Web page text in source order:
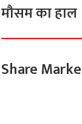
मौसम का हाल
Share